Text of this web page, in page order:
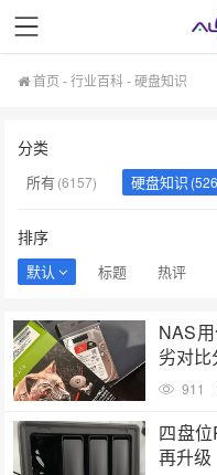
首页 -行业百科-硬盘知识
分类
所有(6157) 硬盘知识
排序
默认 标题 热评
NAS
劣对比
911
四盘
再升级